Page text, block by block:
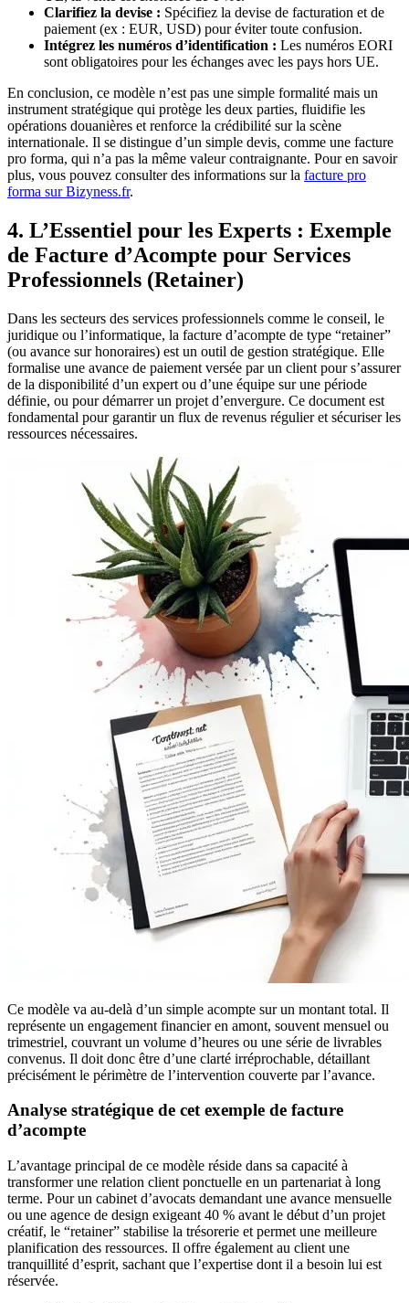
Clarifiez la devise : Spécifiez la devise de facturation et de
paiement (ex : EUR, USD) pour éviter toute confusion.
Intégrez les numéros d’identification : Les numéros EORI
sont obligatoires pour les échanges avec les pays hors UE.
En conclusion, ce modèle n’est pas une simple formalité mais un
instrument stratégique qui protège les deux parties, fluidifie les
opérations douanières et renforce la crédibilité sur la scène
internationale. Il se distingue d’un simple devis, comme une facture
pro forma, qui n’a pas la même valeur contraignante. Pour en savoir
plus, vous pouvez consulter des informations sur la facture pro
forma sur Bizyness.fr.
4. L’Essentiel pour les Experts : Exemple
de Facture d’Acompte pour Services
Professionnels (Retainer)
Dans les secteurs des services professionnels comme le conseil, le
juridique ou l’informatique, la facture d’acompte de type “retainer”
(ou avance sur honoraires) est un outil de gestion stratégique. Elle
formalise une avance de paiement versée par un client pour s’assurer
de la disponibilité d’un expert ou d’une équipe sur une période
définie, ou pour démarrer un projet d’envergure. Ce document est
fondamental pour garantir un flux de revenus régulier et sécuriser les
ressources nécessaires.
Ce modèle va au-delà d’un simple acompte sur un montant total. Il
représente un engagement financier en amont, souvent mensuel ou
trimestriel, couvrant un volume d’heures ou une série de livrables
convenus. Il doit donc être d’une clarté irréprochable, détaillant
précisément le périmètre de l’intervention couverte par l’avance.
Analyse stratégique de cet exemple de facture
d’acompte
L’avantage principal de ce modèle réside dans sa capacité à
transformer une relation client ponctuelle en un partenariat à long
terme. Pour un cabinet d’avocats demandant une avance mensuelle
ou une agence de design exigeant 40 % avant le début d’un projet
créatif, le “retainer” stabilise la trésorerie et permet une meilleure
planification des ressources. Il offre également au client une
tranquillité d’esprit, sachant que l’expertise dont il a besoin lui est
réservée.